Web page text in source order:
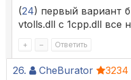
(24) первый вариант
vtolls.dll с 1cpp.dll все
+ – Ответить
26. CheBurator 3234